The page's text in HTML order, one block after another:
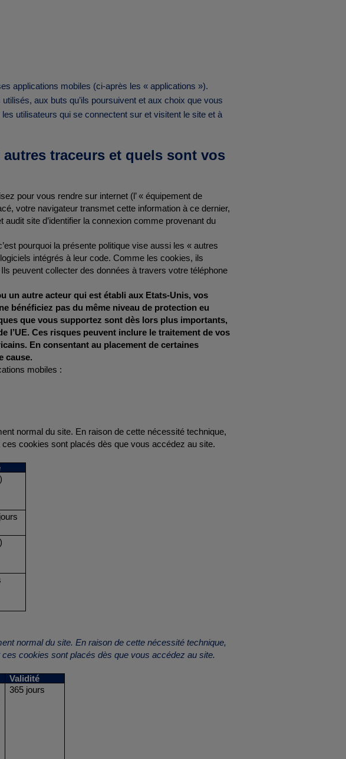
applications mobiles (ci-après les « applications »).
aux buts qu’ils poursuivent et aux choix que vous
utilisateurs qui se connectent sur et visitent le site et à
traceurs et quels sont vos
pour vous rendre sur internet (l’ « équipement de
votre navigateur transmet cette information à ce dernier,
site d’identifier la connexion comme provenant du
pourquoi la présente politique vise aussi les « autres
intégrés à leur code. Comme les cookies, ils
peuvent collecter des données à travers votre téléphone
un autre acteur qui est établi aux Etats-Unis, vos
bénéficiez pas du même niveau de protection eu
que vous supportez sont dès lors plus importants,
l’UE. Ces risques peuvent inclure le traitement de vos
En consentant au placement de certaines
cause.
mobiles :
normal du site. En raison de cette nécessité technique,
ces cookies sont placés dès que vous accédez au site.
normal du site. En raison de cette nécessité technique,
ces cookies sont placés dès que vous accédez au site.
Validité
365 jours